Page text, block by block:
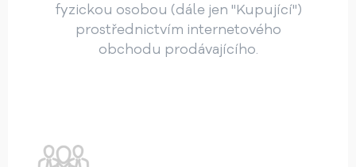
fyzickou osobou (dále jen "Kupující")
prostřednictvím internetového
obchodu prodávajícího.